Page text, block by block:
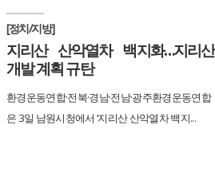
[정치/지방]
지리산 산악열차 백지화…지리산
개발 계획 규탄
환경운동연합·전북·경남·전남·광주환경운동연합
은 3일 남원시청에서 ‘지리산 산악열차 백지...